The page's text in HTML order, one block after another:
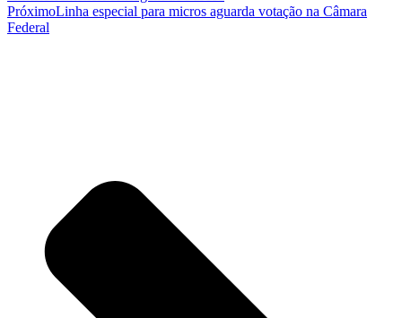
PróximoLinha especial para micros aguarda votação na Câmara
Federal